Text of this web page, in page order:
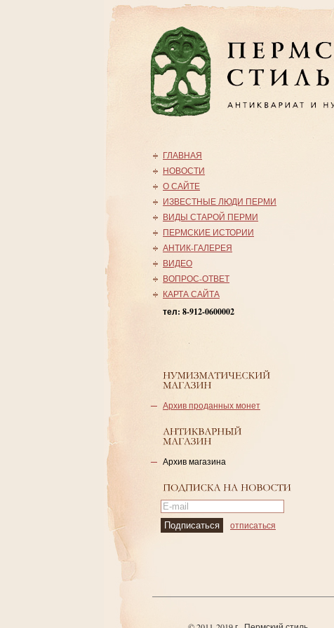
ГЛАВНАЯ
НОВОСТИ
О САЙТЕ
ИЗВЕСТНЫЕ ЛЮДИ ПЕРМИ
ВИДЫ СТАРОЙ ПЕРМИ
ПЕРМСКИЕ ИСТОРИИ
АНТИК-ГАЛЕРЕЯ
ВИДЕО
ВОПРОС-ОТВЕТ
КАРТА САЙТА
тел: 8-912-0600002
Архив проданных монет
Архив магазина
отписаться